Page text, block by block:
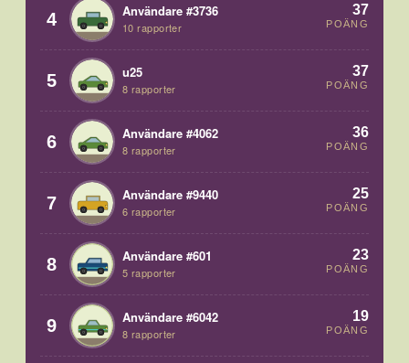
4 Användare #3736
10 rapporter
37
POÄNG
5 u25
8 rapporter
37
POÄNG
6 Användare #4062
8 rapporter
36
POÄNG
7 Användare #9440
6 rapporter
25
POÄNG
8 Användare #601
5 rapporter
23
POÄNG
9 Användare #6042
8 rapporter
19
POÄNG